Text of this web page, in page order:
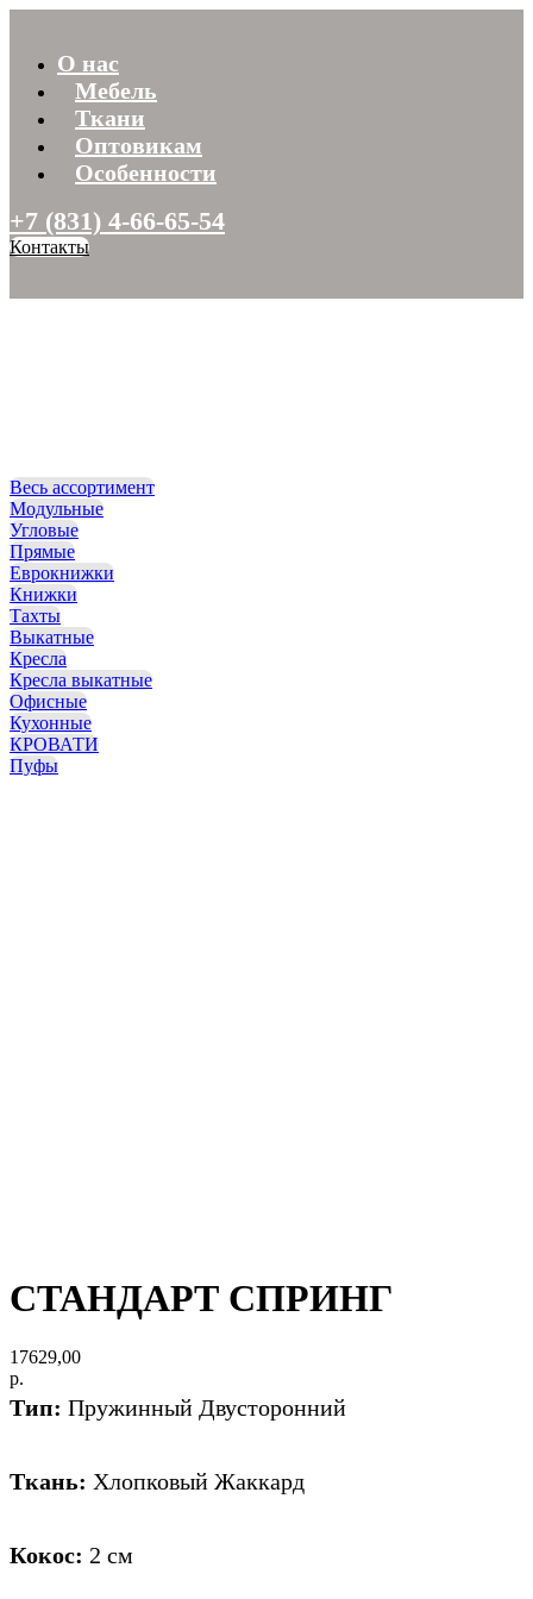
О нас
Мебель
Ткани
Оптовикам
Особенности
+7 (831) 4-66-65-54
Контакты
Весь ассортимент
Модульные
Угловые
Прямые
Еврокнижки
Книжки
Тахты
Выкатные
Кресла
Кресла выкатные
Офисные
Кухонные
КРОВАТИ
Пуфы
СТАНДАРТ СПРИНГ
17629,00
р.
Тип: Пружинный Двусторонний
Ткань: Хлопковый Жаккард
Кокос: 2 см